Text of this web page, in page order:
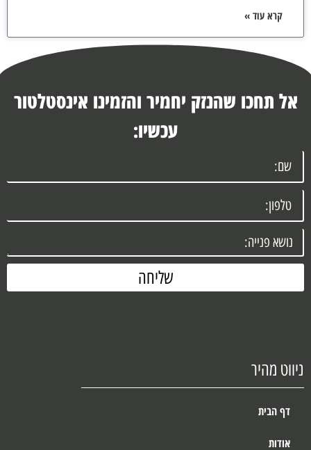
קרא עוד »
אל תחכו שהנזק יחמיר והזמינו אינסטלטור
עכשיו:
שליחה
ניווט מהיר
דף הבית
אודות